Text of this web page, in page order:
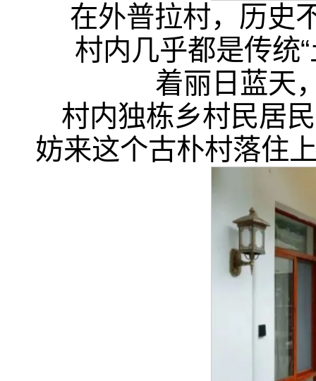
在外普拉村，历史
村内几乎都是传统
着丽日蓝天
村内独栋乡村民居
妨来这个古朴村落住